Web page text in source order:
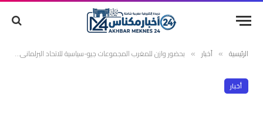
الرئيسية » أخبار » بحضور وازن للمغرب المجموعات جيو-سياسية للاتحاد البرلماني الدولي تعبر عن انخراطها في قضايا التغيرات المناخية وتناقش قضايا برلمانية ذات راهنية
أخبار